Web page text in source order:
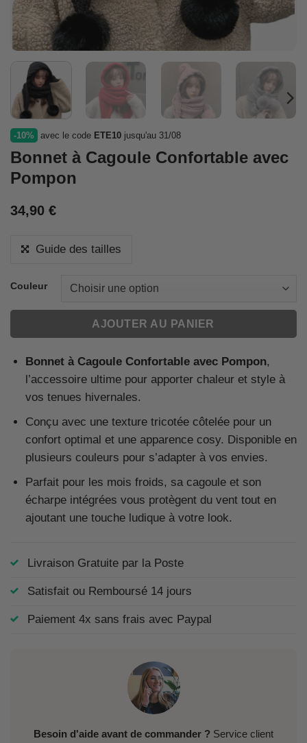
-10% avec le code ETE10 jusqu'au 31/08
Bonnet à Cagoule Confortable avec
Pompon
34,90 €
Guide des tailles
Couleur
AJOUTER AU PANIER
Bonnet à Cagoule Confortable avec Pompon,
l’accessoire ultime pour apporter chaleur et style à
vos tenues hivernales.
Conçu avec une texture tricotée côtelée pour un
confort optimal et une apparence cosy. Disponible en
plusieurs couleurs pour s’adapter à vos envies.
Parfait pour les mois froids, sa cagoule et son
écharpe intégrées vous protègent du vent tout en
ajoutant une touche ludique à votre look.
Livraison Gratuite par la Poste
Satisfait ou Remboursé 14 jours
Paiement 4x sans frais avec Paypal
Besoin d'aide avant de commander ? Service client